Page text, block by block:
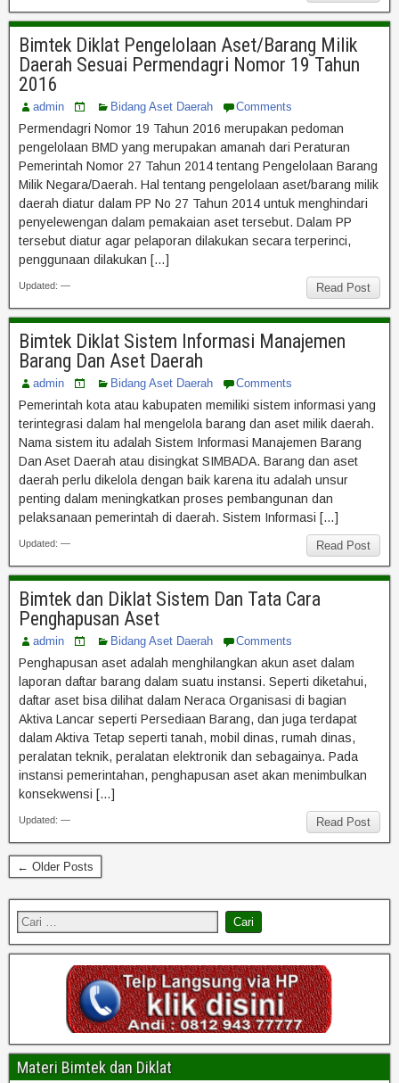
Bimtek Diklat Pengelolaan Aset/Barang Milik
Daerah Sesuai Permendagri Nomor 19 Tahun
2016
admin Bidang Aset Daerah Comments
Permendagri Nomor 19 Tahun 2016 merupakan pedoman
pengelolaan BMD yang merupakan amanah dari Peraturan
Pemerintah Nomor 27 Tahun 2014 tentang Pengelolaan Barang
Milik Negara/Daerah. Hal tentang pengelolaan aset/barang milik
daerah diatur dalam PP No 27 Tahun 2014 untuk menghindari
penyelewengan dalam pemakaian aset tersebut. Dalam PP
tersebut diatur agar pelaporan dilakukan secara terperinci,
penggunaan dilakukan […]
Read Post
Updated: —
Bimtek Diklat Sistem Informasi Manajemen
Barang Dan Aset Daerah
admin Bidang Aset Daerah Comments
Pemerintah kota atau kabupaten memiliki sistem informasi yang
terintegrasi dalam hal mengelola barang dan aset milik daerah.
Nama sistem itu adalah Sistem Informasi Manajemen Barang
Dan Aset Daerah atau disingkat SIMBADA. Barang dan aset
daerah perlu dikelola dengan baik karena itu adalah unsur
penting dalam meningkatkan proses pembangunan dan
pelaksanaan pemerintah di daerah. Sistem Informasi […]
Read Post
Updated: —
Bimtek dan Diklat Sistem Dan Tata Cara
Penghapusan Aset
admin Bidang Aset Daerah Comments
Penghapusan aset adalah menghilangkan akun aset dalam
laporan daftar barang dalam suatu instansi. Seperti diketahui,
daftar aset bisa dilihat dalam Neraca Organisasi di bagian
Aktiva Lancar seperti Persediaan Barang, dan juga terdapat
dalam Aktiva Tetap seperti tanah, mobil dinas, rumah dinas,
peralatan teknik, peralatan elektronik dan sebagainya. Pada
instansi pemerintahan, penghapusan aset akan menimbulkan
konsekwensi […]
Read Post
Updated: —
← Older Posts
Materi Bimtek dan Diklat